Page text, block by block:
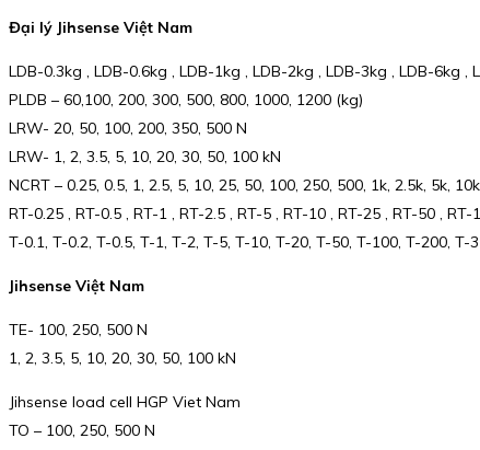
Đại lý Jihsense Việt Nam
LDB-0.3kg , LDB-0.6kg , LDB-1kg , LDB-2kg , LDB-3kg , LDB-6kg
PLDB – 60,100, 200, 300, 500, 800, 1000, 1200 (kg)
LRW- 20, 50, 100, 200, 350, 500 N
LRW- 1, 2, 3.5, 5, 10, 20, 30, 50, 100 kN
NCRT – 0.25, 0.5, 1, 2.5, 5, 10, 25, 50, 100, 250, 500, 1k, 2.5k, 5k,
RT-0.25 , RT-0.5 , RT-1 , RT-2.5 , RT-5 , RT-10 , RT-25 , RT-50 ,
T-0.1, T-0.2, T-0.5, T-1, T-2, T-5, T-10, T-20, T-50, T-100, T-200,
Jihsense Việt Nam
TE- 100, 250, 500 N
1, 2, 3.5, 5, 10, 20, 30, 50, 100 kN
Jihsense load cell HGP Viet Nam
TO – 100, 250, 500 N